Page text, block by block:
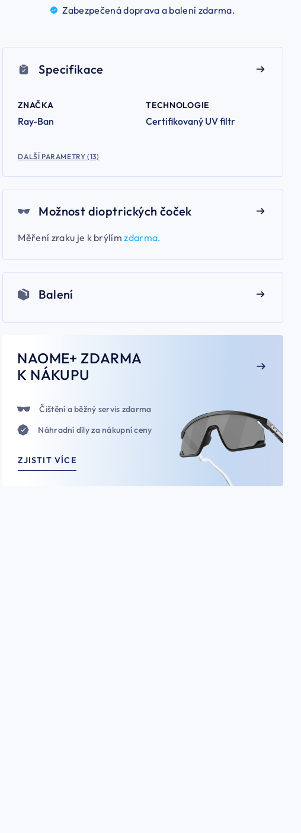
Zabezpečená doprava a balení zdarma.
Specifikace
ZNAČKA
Ray-Ban
TECHNOLOGIE
Certifikovaný UV filtr
DALŠÍ PARAMETRY (13)
Možnost dioptrických čoček
Měření zraku je k brýlímzdarma.
Balení
NAOME+ ZDARMA
K NÁKUPU
Čištění a běžný servis zdarma
Náhradní díly za nákupní ceny
ZJISTIT VÍCE